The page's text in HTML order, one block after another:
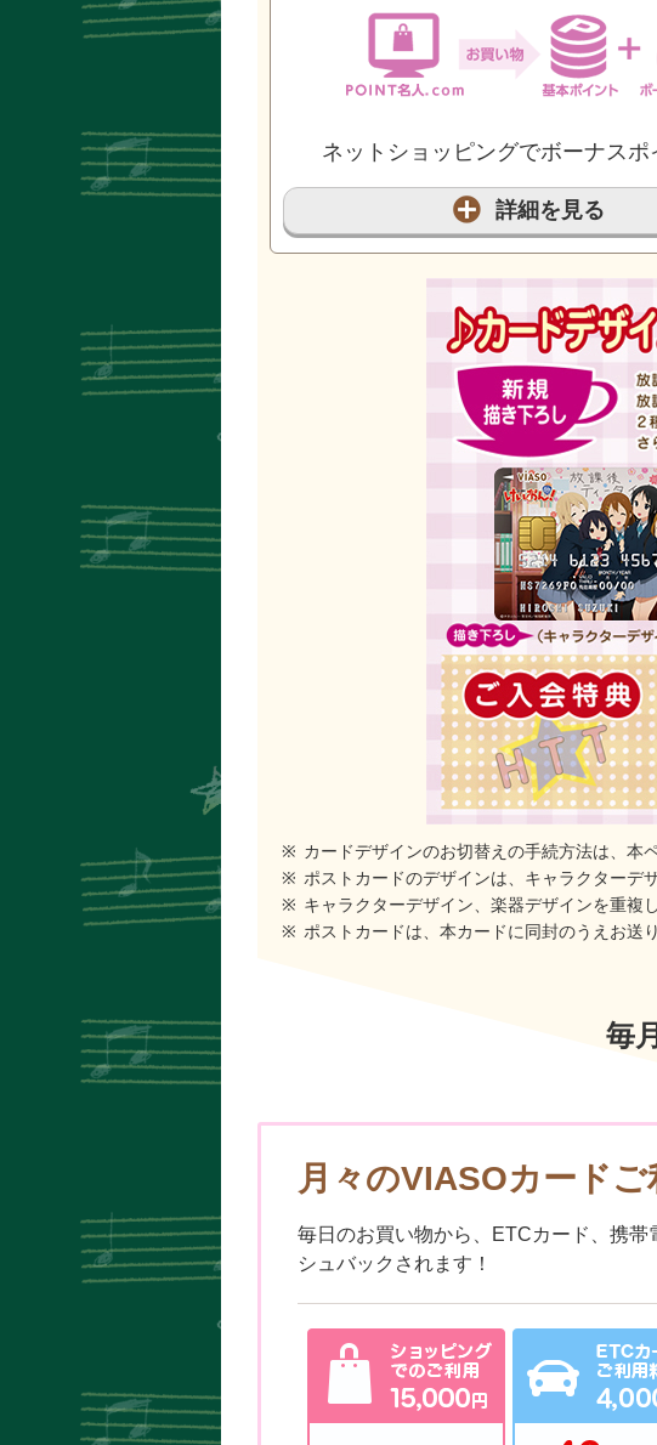
ネットショッピングでボーナスポ
詳細を見る
カードデザインのお切替えの手続方法は、本
ポストカードのデザインは、キャラクターデ
キャラクターデザイン、楽器デザインを重複
ポストカードは、本カードに同封のうえお送
毎
月々のVIASOカードご
毎日のお買い物から、ETCカード、携
シュバックされます！